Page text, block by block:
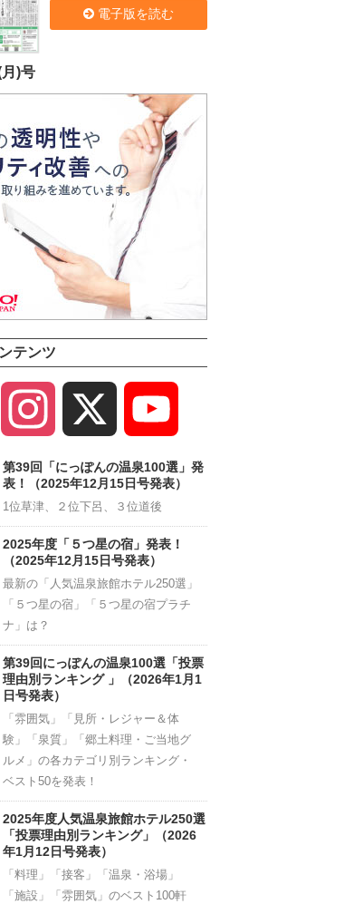
)号
電子版を読む
テンツ
Facebook Instagram
Channel
第39回「にっぽんの温泉100選」発
表！（2025年12月15日号発表）
1位草津、２位下呂、３位道後
2025年度「５つ星の宿」発表！
（2025年12月15日号発表）
最新の「人気温泉旅館ホテル250選」
「５つ星の宿」「５つ星の宿プラチ
ナ」は？
第39回にっぽんの温泉100選「投票
理由別ランキング 」（2026年1月1
日号発表）
「雰囲気」「見所・レジャー＆体
験」「泉質」「郷土料理・ご当地グ
ルメ」の各カテゴリ別ランキング・
ベスト50を発表！
2025年度人気温泉旅館ホテル250選
「投票理由別ランキング」（2026
年1月12日号発表）
「料理」「接客」「温泉・浴場」
「施設」「雰囲気」のベスト100軒